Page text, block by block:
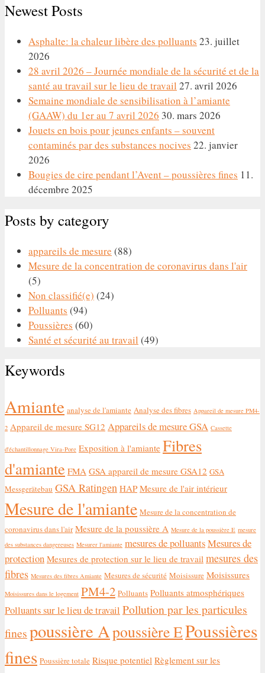
Newest Posts
Asphalte: la chaleur libère des polluants 23. juillet
2026
28 avril 2026 – Journée mondiale de la sécurité et de la
santé au travail sur le lieu de travail 27. avril 2026
Semaine mondiale de sensibilisation à l’amiante
(GAAW) du 1er au 7 avril 2026 30. mars 2026
Jouets en bois pour jeunes enfants – souvent
contaminés par des substances nocives 22. janvier
2026
Bougies de cire pendant l’Avent – poussières fines 11.
décembre 2025
Posts by category
appareils de mesure (88)
Mesure de la concentration de coronavirus dans l'air
(5)
Non classifié(e) (24)
Polluants (94)
Poussières (60)
Santé et sécurité au travail (49)
Keywords
Amiante analyse de l'amiante Analyse des fibres Appareil de mesure PM4-
2 Appareil de mesure SG12 Appareils de mesure GSA Cassette
d'échantillonnage Vira-Pore Exposition à l'amiante Fibres
d'amiante FMA GSA appareil de mesure GSA12 GSA
Messgerätebau GSA Ratingen HAP Mesure de l'air intérieur
Mesure de l'amiante Mesure de la concentration de
coronavirus dans l'air Mesure de la poussière A Mesure de la poussière E mesure
des substances dangereuses Mesurer l'amiante mesures de polluantsMesures de
protection Mesures de protection sur le lieu de travail mesures des
fibres Mesures des fibres Amiante Mesures de sécurité Moisissure Moisissures
Moisissures dans le logement PM4-2 Polluants Polluants atmosphériques
Polluants sur le lieu de travail Pollution par les particules
finespoussière Apoussière EPoussières
fines Poussière totale Risque potentiel Règlement sur les